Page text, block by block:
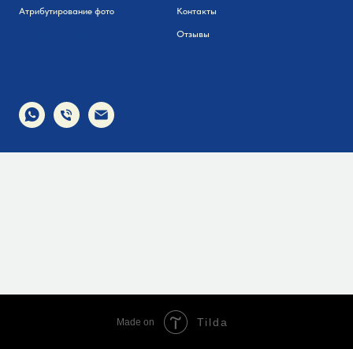
Атрибутирование фото Контакты
Отзывы
Made on Tilda